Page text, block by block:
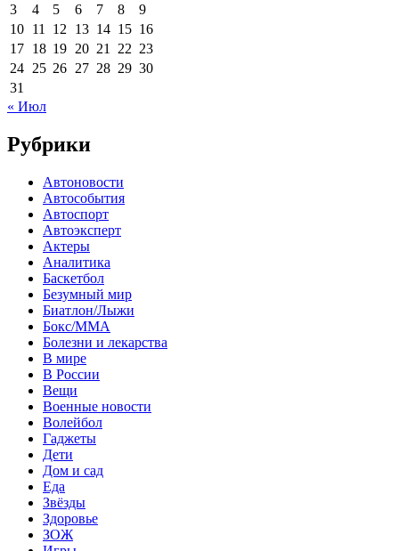
3
4 5 6 7 8
9
10 11 12 13 14 15 16
17 18 19 20 21 22 23
24 25 26 27 28 29 30
31
« Июл
Рубрики
Автоновости
Автособытия
Автоспорт
Автоэксперт
Актеры
Аналитика
Баскетбол
Безумный мир
Биатлон/Лыжи
Бокс/MMA
Болезни и лекарства
В мире
В России
Вещи
Военные новости
Волейбол
Гаджеты
Дети
Дом и сад
Еда
Звёзды
Здоровье
ЗОЖ